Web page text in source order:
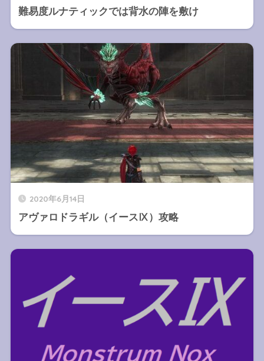
難易度ルナティックでは背水の陣を敷け
2020年6月14日
アヴァロドラギル（イースⅨ）攻略